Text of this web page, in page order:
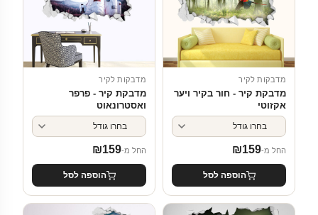
מדבקות לקיר
מדבקת קיר - חור בקיר ויער
אקזוטי
החל מ- ₪159
הוספה לסל
מדבקות לקיר
מדבקת קיר - פרפר
ואסטרונאוט
החל מ- ₪159
הוספה לסל